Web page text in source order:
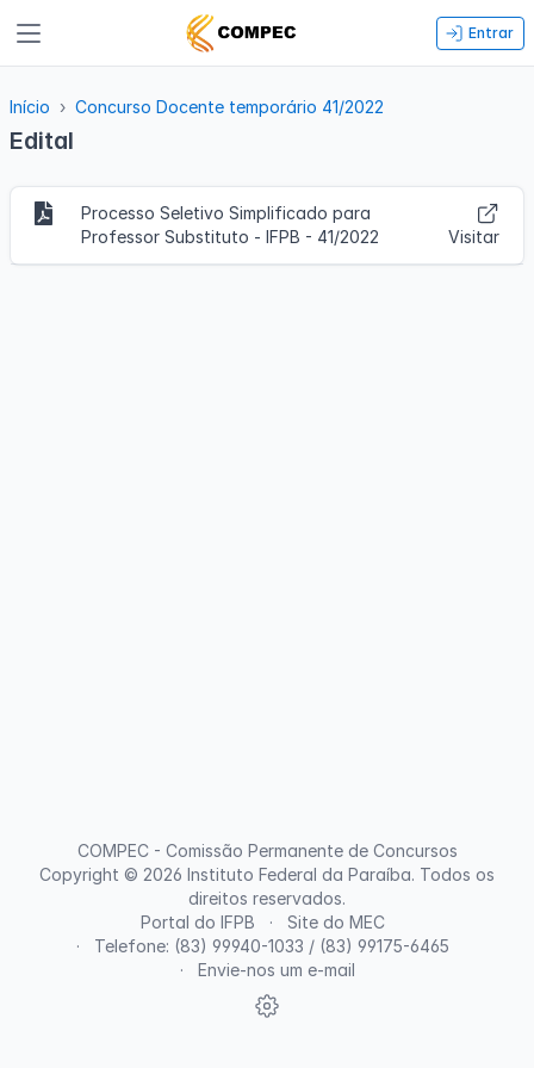
Entrar
Início Concurso Docente temporário 41/2022
Edital
Processo Seletivo Simplificado para
Professor Substituto - IFPB - 41/2022
Visitar
Portal do IFPB
Site do MEC
Telefone: (83) 99940-1033 / (83) 99175-6465
Envie-nos um e-mail
COMPEC - Comissão Permanente de Concursos
Copyright © 2026 Instituto Federal da Paraíba. Todos os
direitos reservados.